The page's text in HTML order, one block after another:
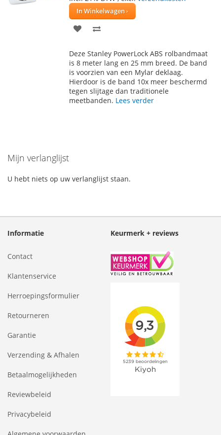
In Winkelwagen
VOEG
AAN
VERLANGLIJST
TE
VERGELIJKEN
Deze Stanley PowerLock ABS rolbandmaat
is 8 meter lang en 25 mm breed. De band
is voorzien van een Mylar deklaag.
Hierdoor is de band 10x meer beschermd
tegen slijtage dan traditionele
meetbanden. Lees verder
Mijn verlanglijst
U hebt niets op uw verlanglijst staan.
Informatie
Contact
Klantenservice
Herroepingsformulier
Retourneren
Garantie
Verzending & Afhalen
Betaalmogelijkheden
Reviewbeleid
Privacybeleid
Keurmerk + reviews